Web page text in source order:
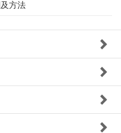
方法